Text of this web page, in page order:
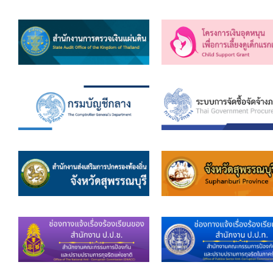
รายงานตรวจสอบภายใน
รายงานเครื่องจักรกล อบจ.
ศูนย์อำนวยการการเลือกตั้ง สมาชิกสภาและนายก
งานแผนการบริหารจัดการความเสี่ยงของ อบจ.สุพร
ติดต่อ